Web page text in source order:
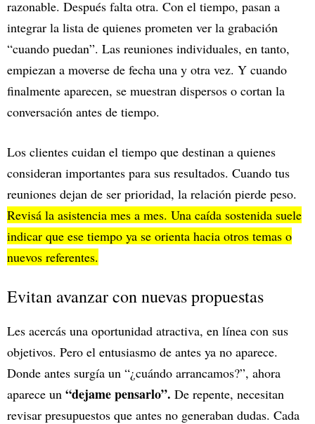
razonable. Después falta otra. Con el tiempo, pasan a
integrar la lista de quienes prometen ver la grabación
“cuando puedan”. Las reuniones individuales, en tanto,
empiezan a moverse de fecha una y otra vez. Y cuando
finalmente aparecen, se muestran dispersos o cortan la
conversación antes de tiempo.
Los clientes cuidan el tiempo que destinan a quienes
consideran importantes para sus resultados. Cuando tus
reuniones dejan de ser prioridad, la relación pierde peso.
Revisá la asistencia mes a mes. Una caída sostenida suele
indicar que ese tiempo ya se orienta hacia otros temas o
nuevos referentes.
Evitan avanzar con nuevas propuestas
Les acercás una oportunidad atractiva, en línea con sus
objetivos. Pero el entusiasmo de antes ya no aparece.
Donde antes surgía un “¿cuándo arrancamos?”, ahora
aparece un “dejame pensarlo”. De repente, necesitan
revisar presupuestos que antes no generaban dudas. Cada